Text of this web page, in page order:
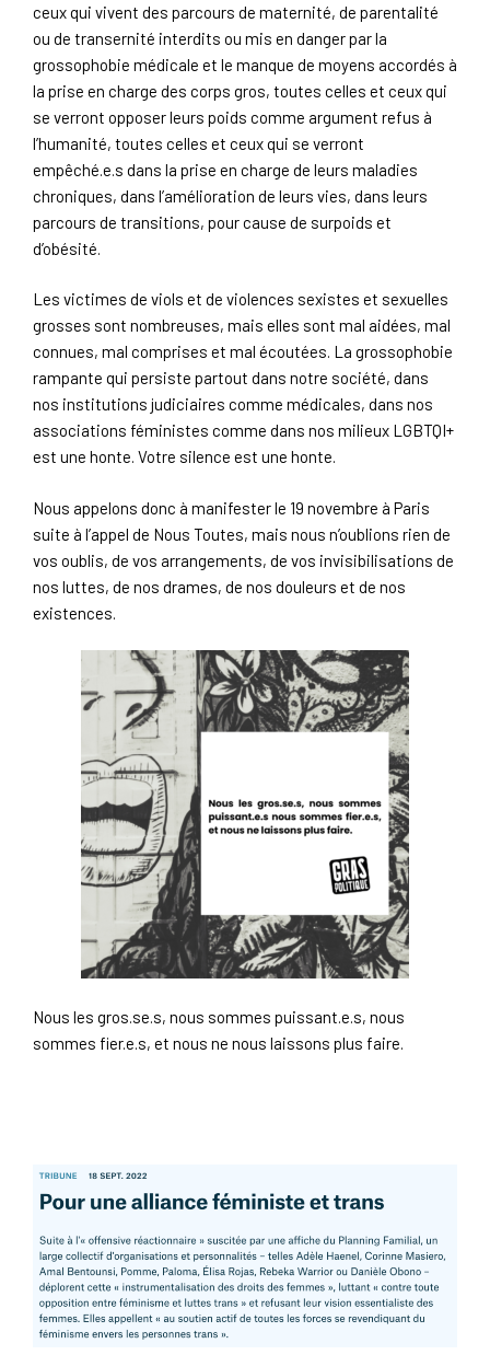
ceux qui vivent des parcours de maternité, de parentalité
ou de transernité interdits ou mis en danger par la
grossophobie médicale et le manque de moyens accordés à
la prise en charge des corps gros, toutes celles et ceux qui
se verront opposer leurs poids comme argument refus à
l’humanité, toutes celles et ceux qui se verront
empêché.e.s dans la prise en charge de leurs maladies
chroniques, dans l’amélioration de leurs vies, dans leurs
parcours de transitions, pour cause de surpoids et
d’obésité.
Les victimes de viols et de violences sexistes et sexuelles
grosses sont nombreuses, mais elles sont mal aidées, mal
connues, mal comprises et mal écoutées. La grossophobie
rampante qui persiste partout dans notre société, dans
nos institutions judiciaires comme médicales, dans nos
associations féministes comme dans nos milieux LGBTQI+
est une honte. Votre silence est une honte.
Nous appelons donc à manifester le 19 novembre à Paris
suite à l’appel de Nous Toutes, mais nous n’oublions rien de
vos oublis, de vos arrangements, de vos invisibilisations de
nos luttes, de nos drames, de nos douleurs et de nos
existences.
Nous les gros.se.s, nous sommes puissant.e.s, nous
sommes fier.e.s, et nous ne nous laissons plus faire.